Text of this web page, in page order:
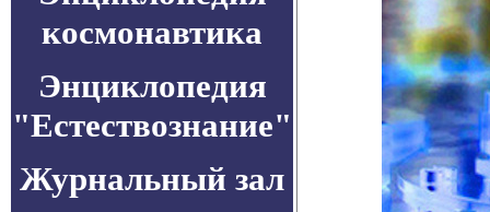
космонавтика
Энциклопедия
"Естествознание"
Журнальный зал